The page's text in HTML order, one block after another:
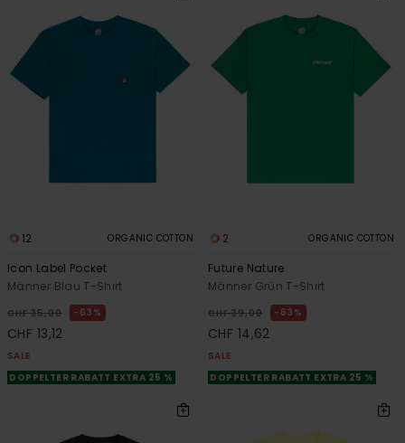
12 ORGANIC COTTON
Icon Label Pocket
Männer Blau T-Shirt
CHF 35,00 63%
CHF 13,12
SALE
DOPPELTER RABATT EXTRA 25 %
2 ORGANIC COTTON
Future Nature
Männer Grün T-Shirt
CHF 39,00 63%
CHF 14,62
SALE
DOPPELTER RABATT EXTRA 25 %